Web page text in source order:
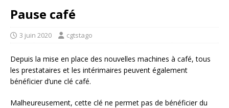
Pause café
3 juin 2020 cgtstago
Depuis la mise en place des nouvelles machines à café, tous
les prestataires et les intérimaires peuvent également
bénéficier d’une clé café.
Malheureusement, cette clé ne permet pas de bénéficier du